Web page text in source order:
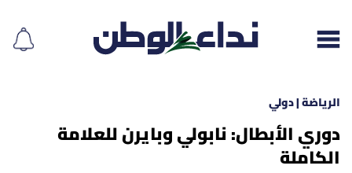
إقرأ الجريدة
الرياضة | دولي
دوري الأبطال: نابولي وبايرن للعلامة
الكاملة